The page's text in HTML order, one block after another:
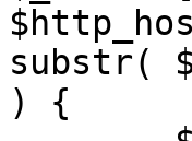
substr(
) {